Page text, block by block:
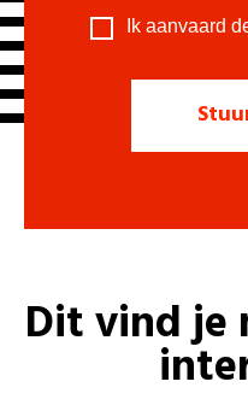
Ik aanvaard
Dit vind je